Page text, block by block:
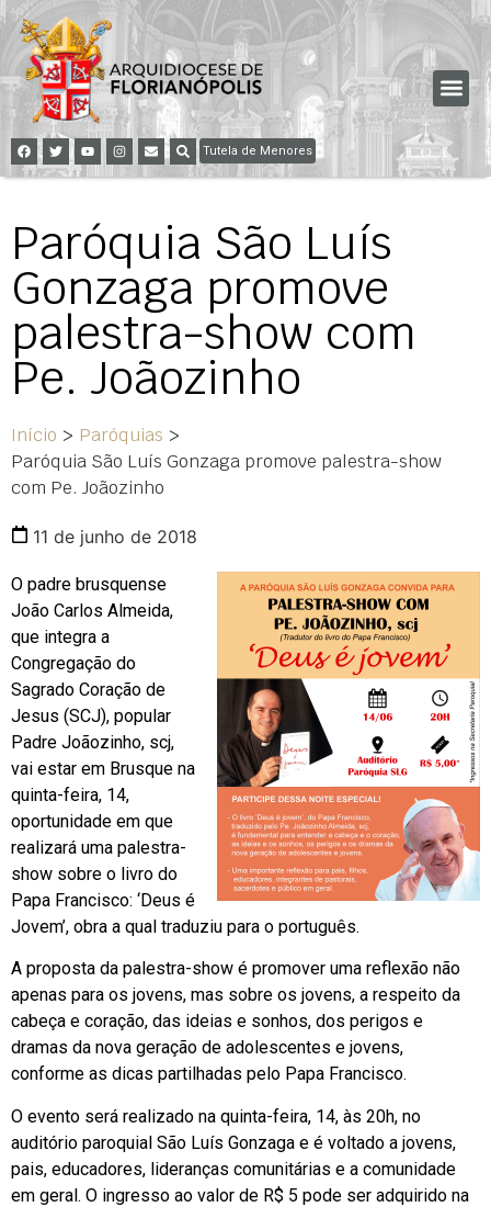
Tutela de Menores
Paróquia São Luís
Gonzaga promove
palestra-show com
Pe. Joãozinho
Início > Paróquias >
Paróquia São Luís Gonzaga promove palestra-show
com Pe. Joãozinho
11 de junho de 2018
O padre brusquense
João Carlos Almeida,
que integra a
Congregação do
Sagrado Coração de
Jesus (SCJ), popular
Padre Joãozinho, scj,
vai estar em Brusque na
quinta-feira, 14,
oportunidade em que
realizará uma palestra-
show sobre o livro do
Papa Francisco: ‘Deus é
Jovem’, obra a qual traduziu para o português.
A proposta da palestra-show é promover uma reflexão não
apenas para os jovens, mas sobre os jovens, a respeito da
cabeça e coração, das ideias e sonhos, dos perigos e
dramas da nova geração de adolescentes e jovens,
conforme as dicas partilhadas pelo Papa Francisco.
O evento será realizado na quinta-feira, 14, às 20h, no
auditório paroquial São Luís Gonzaga e é voltado a jovens,
pais, educadores, lideranças comunitárias e a comunidade
em geral. O ingresso ao valor de R$ 5 pode ser adquirido na